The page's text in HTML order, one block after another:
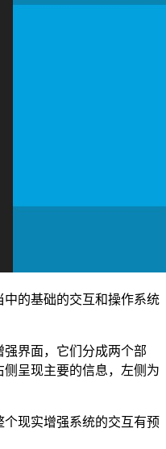
的基础的交互和操作系统
界面，它们分成两个部
呈现主要的信息，左侧为
现实增强系统的交互有预